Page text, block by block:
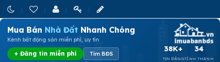
Mua Bán Nhà Đất Nhanh Chóng
Kênh bất động sản miễn phí, uy tín
+ Đăng tin miễn phí Tìm BĐS
38K+
TIN ĐĂNG
34
TỈNH THÀNH